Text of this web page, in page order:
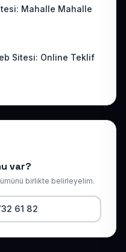
Mahalle Mahalle
Sitesi: Online Teklif
var?
birlikte belirleyelim.
61 82